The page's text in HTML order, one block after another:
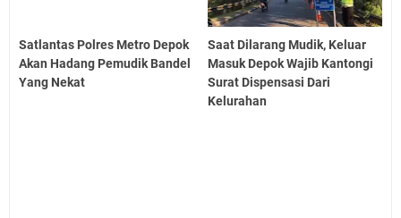
Satlantas Polres Metro Depok
Akan Hadang Pemudik Bandel
Yang Nekat
Saat Dilarang Mudik, Keluar
Masuk Depok Wajib Kantongi
Surat Dispensasi Dari
Kelurahan